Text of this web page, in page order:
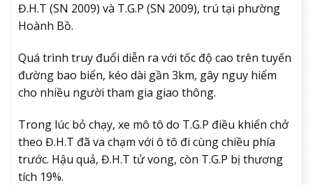
Đ.H.T (SN 2009) và T.G.P (SN 2009), trú tại phường
Hoành Bồ.
Quá trình truy đuổi diễn ra với tốc độ cao trên tuyến
đường bao biển, kéo dài gần 3km, gây nguy hiểm
cho nhiều người tham gia giao thông.
Trong lúc bỏ chạy, xe mô tô do T.G.P điều khiển chở
theo Đ.H.T đã va chạm với ô tô đi cùng chiều phía
trước. Hậu quả, Đ.H.T tử vong, còn T.G.P bị thương
tích 19%.